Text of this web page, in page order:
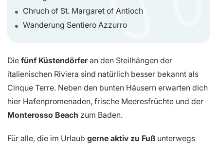
Chruch of St. Margaret of Antioch
Wanderung Sentiero Azzurro
Die fünf Küstendörferan den Steilhängen der
italienischen Riviera sind natürlich besser bekannt als
Cinque Terre. Neben den bunten Häusern erwarten dich
hier Hafenpromenaden, frische Meeresfrüchte und der
Monterosso Beach zum Baden.
Für alle, die im Urlaub gerne aktiv zu Fuß unterwegs